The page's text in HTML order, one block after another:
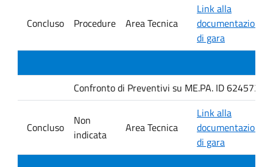
Concluso Procedure Area Tecnica
Link alla
documentazione
di gara
Confronto di Preventivi su ME.PA. ID 6245735
Concluso
Non
indicata
Area Tecnica
Link alla
documentazione
di gara